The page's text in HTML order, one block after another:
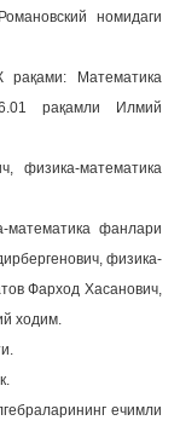
номидаги
рақами: Математика
рақамли Илмий
физика-математика
математика фанлари
физика-
Фарход Хасанович,
ходим.
ечимли